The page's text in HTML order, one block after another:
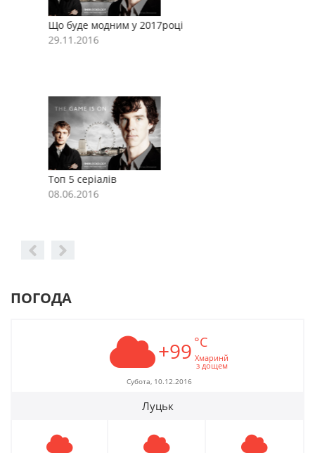
Що буде модним у 2017році
29.11.2016
Топ 5 серіалів
08.06.2016
ПОГОДА
+99 °C
Хмаринй
з дощем
Субота, 10.12.2016
Луцьк